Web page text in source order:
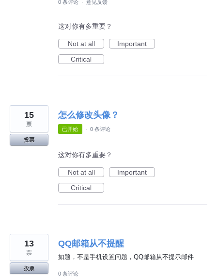
0 条评论 · 意见反馈
这对你有多重要？
Not at all
Important
Critical
怎么修改头像？
15
票
投票
已开始 · 0 条评论
这对你有多重要？
Not at all
Important
Critical
QQ邮箱从不提醒
如题，不是手机设置问题，QQ邮箱从不提示邮件
13
票
投票
0 条评论